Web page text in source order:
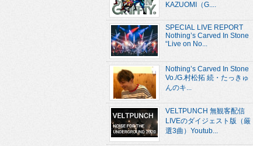
KAZUOMI（G....
SPECIAL LIVE REPORT
Nothing’s Carved In Stone
“Live on No...
Nothing’s Carved In Stone
Vo./G.村松拓 続・たっきゅ
んのキ...
VELTPUNCH 無観客配信
LIVEのダイジェスト版（厳
選3曲）Youtub...